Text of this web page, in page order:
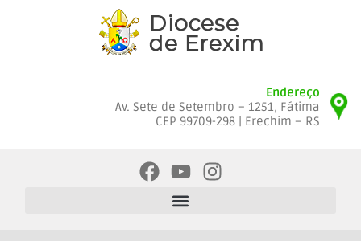
Endereço
Av. Sete de Setembro – 1251, Fátima
CEP 99709-298 | Erechim – RS